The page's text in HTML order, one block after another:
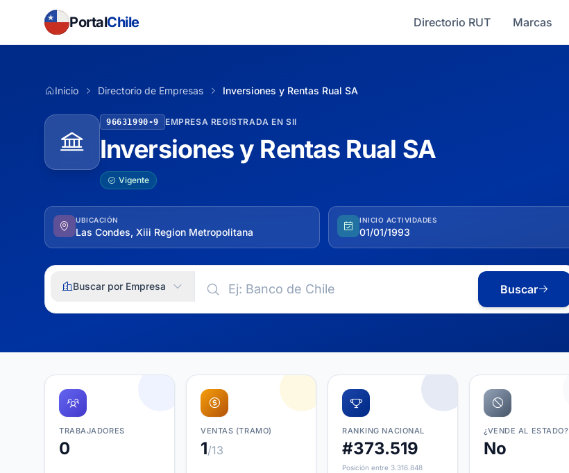
PortalChile Directorio RUT Marcas
Inicio Directorio de Empresas Inversiones y Rentas Rual SA
96631990-9 EMPRESA REGISTRADA EN SII
Inversiones y Rentas Rual SA
Vigente
UBICACIÓN
Las Condes, Xiii Region Metropolitana
INICIO ACTIVIDADES
01/01/1993
Buscar por Empresa Buscar
TRABAJADORES
0
VENTAS (TRAMO)
1/13
RANKING NACIONAL
#373.519
Posición entre 3.316.848
¿VENDE AL ESTADO?
No